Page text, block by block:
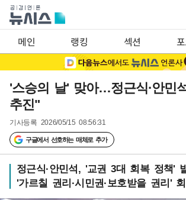
메인 랭킹 섹션
'스승의 날' 맞아…정근식·안민
추진"
기사등록 2026/05/15 08:56:31
구글에서 선호하는 매체로 추가
정근식·안민석, '교권 3대 회복 정책'
'가르칠 권리·시민권·보호받을 권리'